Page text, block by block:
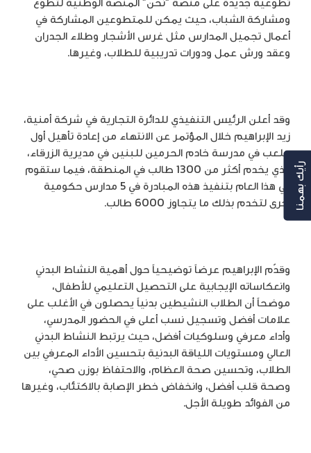
ومشاركة الشباب، حيث يمكن للمتطوعين المشاركة في
أعمال تجميل المدارس مثل غرس الأشجار وطلاء الجدران
وعقد ورش عمل ودورات تدريبية للطلاب، وغيرها.
وقد أعلن الرئيس التنفيذي للدائرة التجارية في شركة أمنية،
زيد الإبراهيم خلال المؤتمر عن الانتهاء من إعادة تأهيل أول
ملعب في مدرسة خادم الحرمين للبنين في مديرية الزرقاء،
الذي يخدم أكثر من 1300 طالب في المنطقة، فيما ستقوم
في هذا العام بتنفيذ هذه المبادرة في 5 مدارس حكومية
أخرى لتخدم بذلك ما يتجاوز 6000 طالب.
وقدّم الإبراهيم عرضاً توضيحياً حول أهمية النشاط البدني
وانعكاساته الإيجابية على التحصيل التعليمي للأطفال،
موضحاً أن الطلاب النشيطين بدنياً يحصلون في الأغلب على
علامات أفضل وتسجيل نسب أعلى في الحضور المدرسي،
وأداء معرفي وسلوكيات أفضل، حيث يرتبط النشاط البدني
العالي ومستويات اللياقة البدنية بتحسين الأداء المعرفي بين
الطلاب، وتحسين صحة العظام، والاحتفاظ بوزن صحي،
وصحة قلب أفضل، وانخفاض خطر الإصابة بالاكتئاب، وغيرها
من الفوائد طويلة الأجل.
رأيك بهمنا